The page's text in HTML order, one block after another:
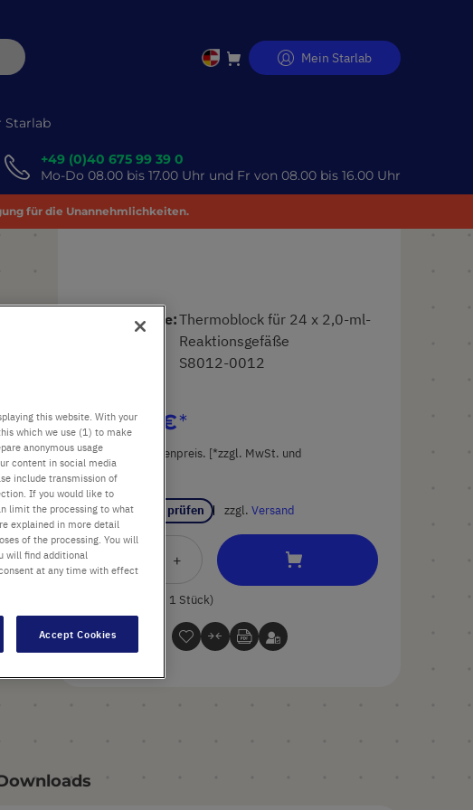
Direkt
Mein Starlab
Starlab
+49 (0)40 675 99 39 0
Mo-Do 08.00 bis 17.00 Uhr und Fr von 08.00 bis 16.00 Uhr
für die Unannehmlichkeiten.
Produktname Thermoblock für 24 x 2,0-ml-
Reaktionsgefäße
S8012-0012
660,50 €
Preis ist der Listenpreis. [*zzgl. MwSt. und
Versandkosten]
Verfügbarkeit prüfen zzgl.Versand
+
1 Stück (1 Box × 1 Stück)
this website. With your
which we use (1) to make
anonymous usage
content in social media
include transmission of
If you would like to
limit the processing to what
explained in more detail
of the processing. You will
will find additional
at any time with effect
Accept Cookies